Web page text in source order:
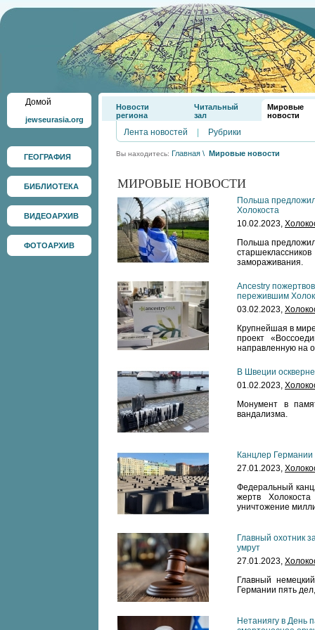
Домой
jewseurasia.org
ГЕОГРАФИЯ
БИБЛИОТЕКА
ВИДЕОАРХИВ
ФОТОАРХИВ
Новости
региона
Читальный
зал
Мировые
новости
Лента новостей Рубрики
Вы находитесь: Главная \ Мировые новости
МИРОВЫЕ НОВОСТИ
Польша
Холокоста
10.02.2023,
Польша
замораживания.
Ancestry
пережившим
03.02.2023,
Крупнейшая в
проект
направленную на
В Швеции
01.02.2023,
Монумент в
вандализма.
Канцлер Германии
27.01.2023,
Федеральный
жертв
уничтожение
Главный охотник
умрут
27.01.2023,
Главный
Германии пять
Нетаниягу в День